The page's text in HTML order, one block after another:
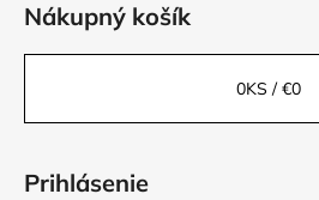
Nákupný košík
0KS /€0
Prihlásenie